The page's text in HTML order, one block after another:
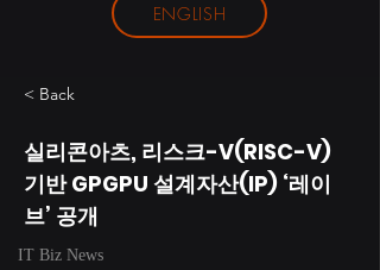
ENGLISH
< Back
실리콘아츠, 리스크-V(RISC-V)
기반 GPGPU 설계자산(IP) ‘레이
브’ 공개
IT Biz News